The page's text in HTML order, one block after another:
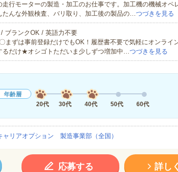
走行モーターの製造・加工のお仕事です。加工機の機械オペ
たんな外観検査、バリ取り、加工後の製品の…つづきを見る
ブランクOK / 英語力不要
まずは事前登録だけでもOK！履歴書不要で気軽にオンライ
るだけ★オシゴトただいま少しずつ増加中…つづきを見る
年齢層
20代
30代 40代 50代 60代
ャリアオプション 製造事業部（全国）
応募する 詳し